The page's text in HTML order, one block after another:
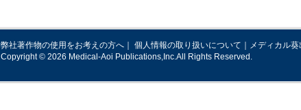
弊社著作物の使用をお考えの方へ 個人情報の取り扱いについて
メディカル葵
Copyright © 2026 Medical-Aoi Publications,Inc.All Rights Reserved.